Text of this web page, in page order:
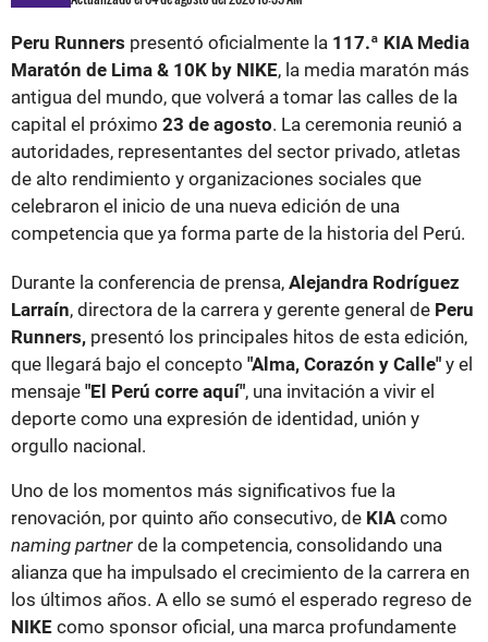
Peru Runners presentó oficialmente la 117.ª KIA Media
Maratón de Lima & 10K by NIKE, la media maratón más
antigua del mundo, que volverá a tomar las calles de la
capital el próximo 23 de agosto. La ceremonia reunió a
autoridades, representantes del sector privado, atletas
de alto rendimiento y organizaciones sociales que
celebraron el inicio de una nueva edición de una
competencia que ya forma parte de la historia del Perú.
Durante la conferencia de prensa, Alejandra Rodríguez
Larraín, directora de la carrera y gerente general de Peru
Runners, presentó los principales hitos de esta edición,
que llegará bajo el concepto "Alma, Corazón y Calle" y el
mensaje "El Perú corre aquí", una invitación a vivir el
deporte como una expresión de identidad, unión y
orgullo nacional.
Uno de los momentos más significativos fue la
renovación, por quinto año consecutivo, de KIAcomo
naming partner de la competencia, consolidando una
alianza que ha impulsado el crecimiento de la carrera en
los últimos años. A ello se sumó el esperado regreso de
NIKE como sponsor oficial, una marca profundamente